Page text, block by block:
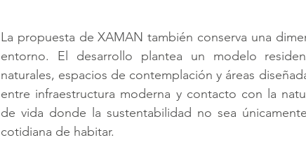
La propuesta de XAMAN también conserva una
entorno. El desarrollo plantea un modelo
naturales, espacios de contemplación y áreas
entre infraestructura moderna y contacto con la
de vida donde la sustentabilidad no sea
cotidiana de habitar.